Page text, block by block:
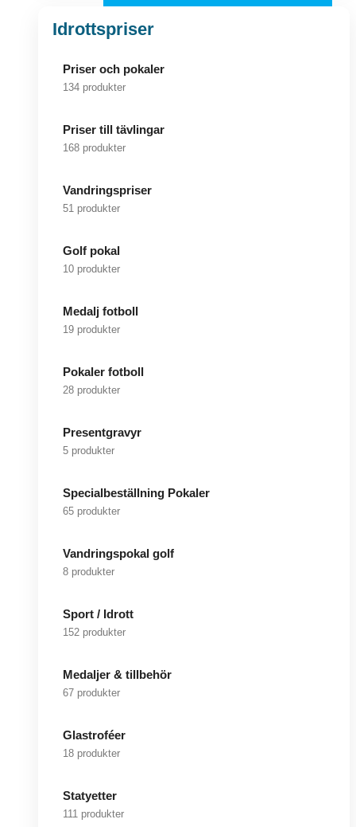
Idrottspriser
Priser och pokaler
134 produkter
Priser till tävlingar
168 produkter
Vandringspriser
51 produkter
Golf pokal
10 produkter
Medalj fotboll
19 produkter
Pokaler fotboll
28 produkter
Presentgravyr
5 produkter
Specialbeställning Pokaler
65 produkter
Vandringspokal golf
8 produkter
Sport / Idrott
152 produkter
Medaljer & tillbehör
67 produkter
Glastroféer
18 produkter
Statyetter
111 produkter